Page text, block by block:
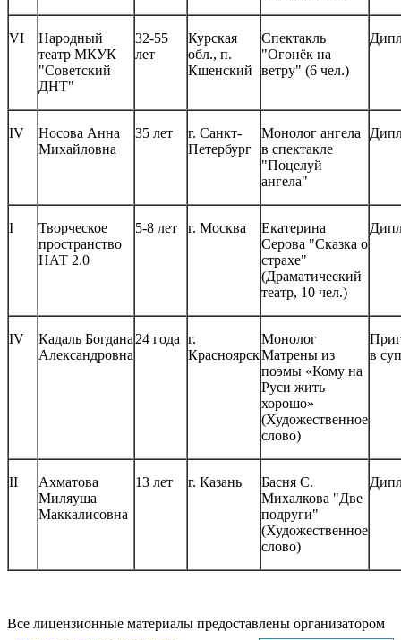
VI
Народный
театр МКУК
"Советский
ДНТ"
32-55
лет
Курская
обл., п.
Кшенский
Спектакль
"Огонёк на
ветру" (6 чел.)
IV
Носова Анна
Михайловна
35 лет
г. Санкт-
Петербург
Монолог ангела
в спектакле
"Поцелуй
ангела"
I
Творческое
пространство
НАТ 2.0
5-8 лет г. Москва
Екатерина
Серова "Сказка о
страхе"
(Драматический
театр, 10 чел.)
IV
Кадаль Богдана
Александровна
24 года г.
Красноярск
Монолог
Матрены из
поэмы «Кому на
Руси жить
хорошо»
(Художественное
слово)
в
II
Ахматова
Миляуша
Маккалисовна
13 лет г. Казань
Басня С.
Михалкова "Две
подруги"
(Художественное
слово)
Все лицензионные материалы предоставлены организатором